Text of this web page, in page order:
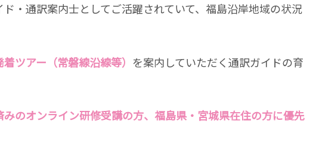
・通訳案内士としてご活躍されていて、福島沿岸地域の状況
ツアー（常磐線沿線等） を案内していただく通訳ガイドの育
のオンライン研修受講の方、福島県・宮城県在住の方に優先